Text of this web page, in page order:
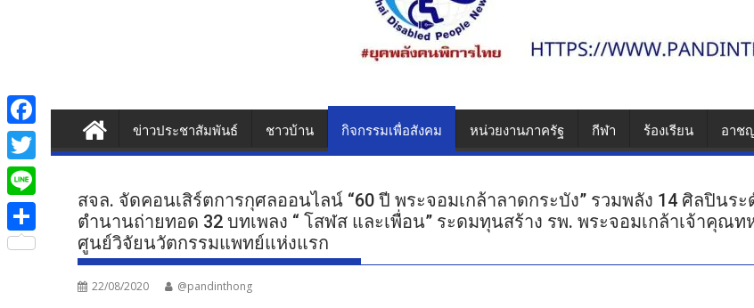
ข่าวประชาสัมพันธ์ ชาวบ้าน กิจกรรมเพื่อสังคม หน่วยงานภาครัฐ กีฬา ร้องเรียน อาช
สจล. จัดคอนเสิร์ตการกุศลออนไลน์ “60 ปี พระจอมเกล้าลาดกระบัง” รวมพลัง 14 ศิลปินระ
ตำนานถ่ายทอด 32 บทเพลง “ โสฬส และเพื่อน” ระดมทุนสร้าง รพ. พระจอมเกล้าเจ้าคุณท
ศูนย์วิจัยนวัตกรรมแพทย์แห่งแรก
22/08/2020 @pandinthong
F
a
c
e
b
T
w
i
L
iS